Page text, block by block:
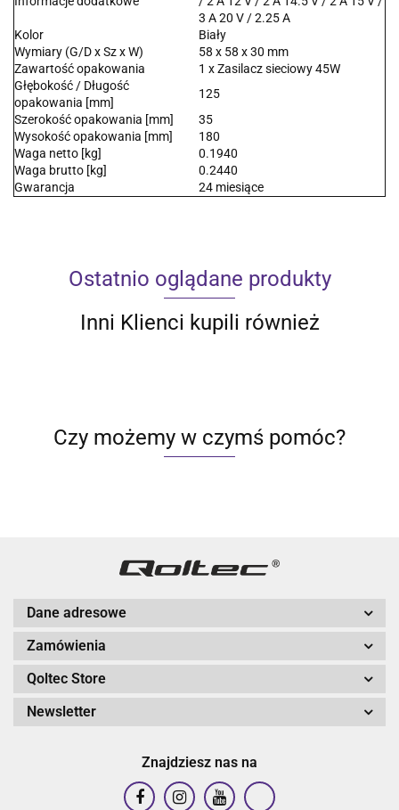
3 A 20 V / 2.25 A
Kolor
Biały
Wymiary (G/D x Sz x W)
58 x 58 x 30 mm
Zawartość opakowania
1 x Zasilacz sieciowy 45W
Głębokość / Długość
opakowania [mm]
125
Szerokość opakowania [mm]
35
Wysokość opakowania [mm]
180
Waga netto [kg]
0.1940
Waga brutto [kg]
0.2440
Gwarancja
24 miesiące
Ostatnio oglądane produkty
Inni Klienci kupili również
Czy możemy w czymś pomóc?
Dane adresowe
Zamówienia
Qoltec Store
Newsletter
Znajdziesz nas na